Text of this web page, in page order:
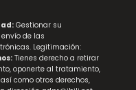
Gestionar su
de las
Legitimación:
Tienes derecho a retirar
oponerte al tratamiento,
como otros derechos,